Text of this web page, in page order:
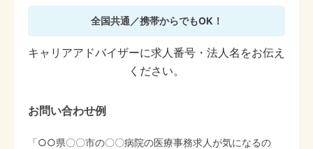
全国共通／携帯からでもOK！
キャリアアドバイザーに求人番号・法人名をお伝え
ください。
お問い合わせ例
「○○県〇〇市の〇〇病院の医療事務求人が気になるの